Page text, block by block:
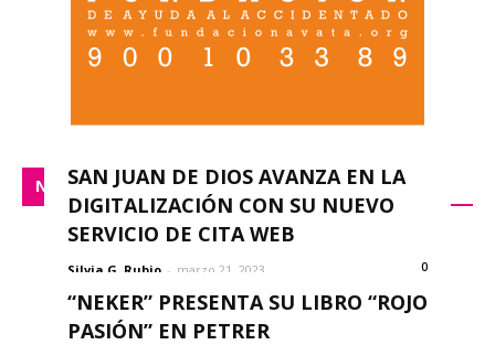
NACIONAL
SAN JUAN DE DIOS AVANZA EN LA
DIGITALIZACIÓN CON SU NUEVO
SERVICIO DE CITA WEB
Silvia G. Rubio - marzo 21, 2023 0
“NEKER” PRESENTA SU LIBRO “ROJO
PASIÓN” EN PETRER